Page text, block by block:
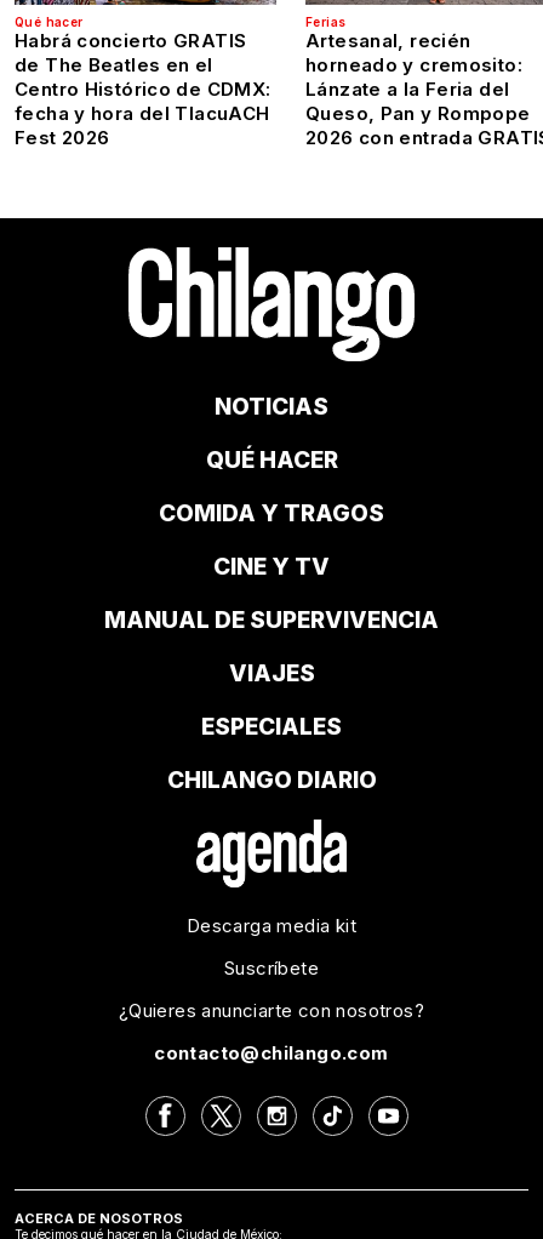
Qué hacer
Habrá concierto GRATIS
de The Beatles en el
Centro Histórico de CDMX:
fecha y hora del TlacuACH
Fest 2026
Ferias
Artesanal, recién
horneado y cremosito:
Lánzate a la Feria del
Queso, Pan y Rompope
2026 con entrada
NOTICIAS
QUÉ HACER
COMIDA Y TRAGOS
CINE Y TV
MANUAL DE SUPERVIVENCIA
VIAJES
ESPECIALES
CHILANGO DIARIO
Descarga media kit
Suscríbete
¿Quieres anunciarte con nosotros?
contacto@chilango.com
ACERCA DE NOSOTROS
Te decimos qué hacer en la Ciudad de México: